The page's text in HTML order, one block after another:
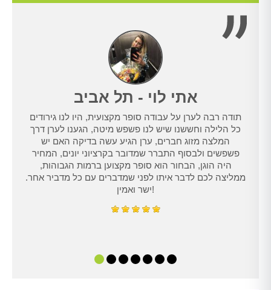
אתי לוי - תל אביב
תודה רבה לערן על עבודה סופר מקצועית, היו לנו גירודים
כל הלילה וחששנו שיש לנו פשפש מיטה, הגענו לערן דרך
המלצה מזוג חברים, ערן הגיע עשה בדיקה האם יש
פשפשים ולבסוף התברר שמדובר בקרציוני יונים, המחיר
היה הוגן, הבחור הוא סופר מקצוען ברמות הגבוהות,
ממליצה לכם לדבר איתו לפני שמדברים עם כל מדביר אחר.
ישר ואמין!